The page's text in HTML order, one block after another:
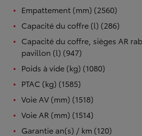
Empattement (mm) (2560)
Capacité du coffre (l) (286)
Capacité du coffre, sièges AR
pavillon (l) (947)
Poids à vide (kg) (1080)
PTAC (kg) (1585)
Voie AV (mm) (1518)
Voie AR (mm) (1514)
Garantie an(s) / km (120)